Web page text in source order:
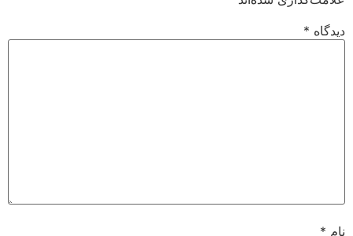
دیدگاه*
نام*